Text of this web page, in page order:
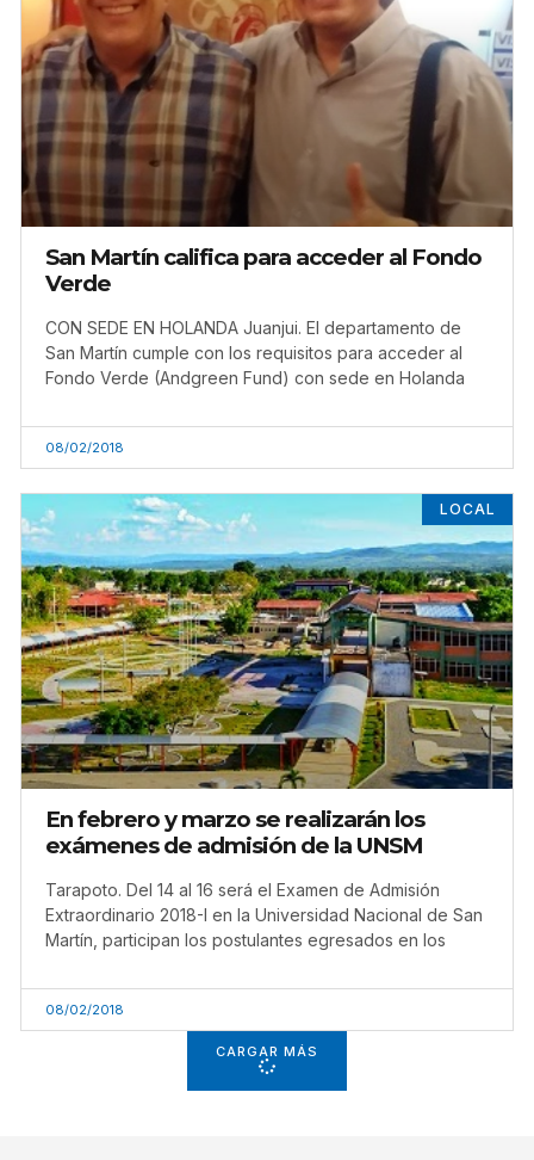
San Martín califica para acceder al Fondo
Verde
CON SEDE EN HOLANDA Juanjui. El departamento de
San Martín cumple con los requisitos para acceder al
Fondo Verde (Andgreen Fund) con sede en Holanda
08/02/2018
LOCAL
En febrero y marzo se realizarán los
exámenes de admisión de la UNSM
Tarapoto. Del 14 al 16 será el Examen de Admisión
Extraordinario 2018-I en la Universidad Nacional de San
Martín, participan los postulantes egresados en los
08/02/2018
CARGAR MÁS